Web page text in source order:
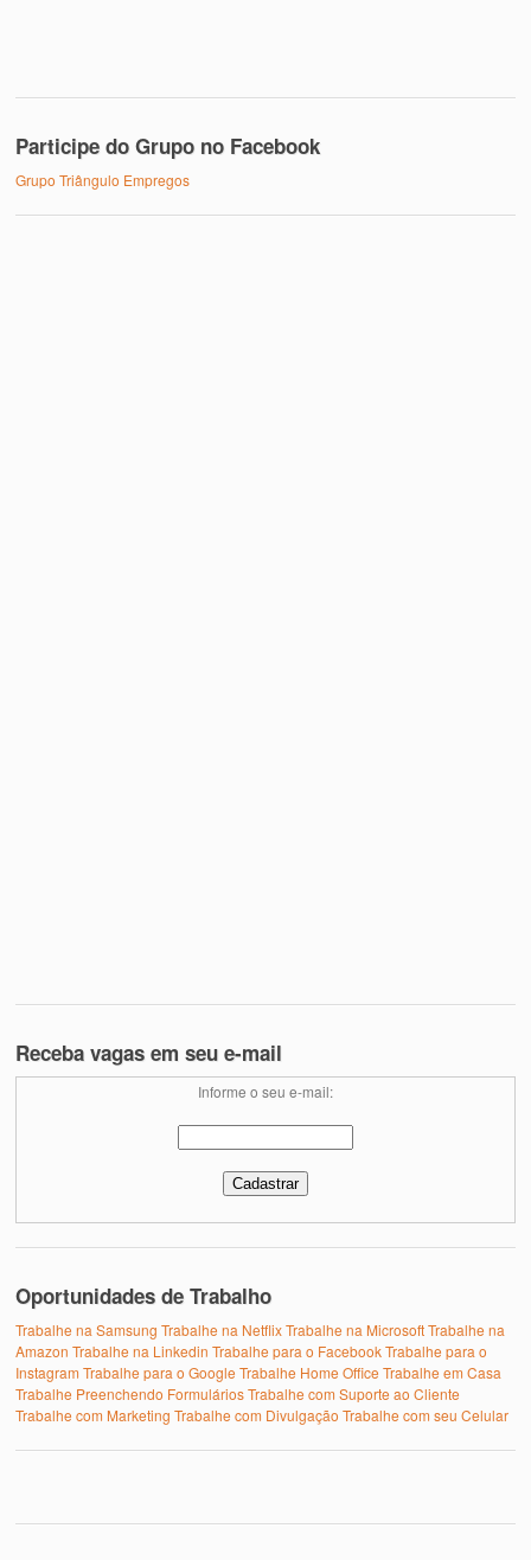
Participe do Grupo no Facebook
Grupo Triângulo Empregos
Receba vagas em seu e-mail
Informe o seu e-mail:
Oportunidades de Trabalho
Trabalhe na Samsung Trabalhe na NetflixTrabalhe na MicrosoftTrabalhe na
Amazon Trabalhe na Linkedin Trabalhe para o FacebookTrabalhe para o
Instagram Trabalhe para o Google Trabalhe Home Office Trabalhe em Casa
Trabalhe Preenchendo FormuláriosTrabalhe com Suporte ao Cliente
Trabalhe com Marketing Trabalhe com Divulgação Trabalhe com seu Celular